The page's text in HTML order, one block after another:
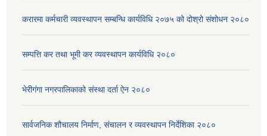
करारमा कर्मचारी व्यवस्थापन सम्बन्धि कार्यविधि २०७५ को दोश्रो संशोधन २०८०
सम्पत्ति कर तथा भूमी कर व्यवस्थापन कार्यविधि २०८०
भेरीगंगा नगरपालिकाको संस्था दर्ता ऐन २०८०
सार्वजनिक शौचालय निर्माण, संचालन र व्यवस्थापन निर्देशिका २०८०